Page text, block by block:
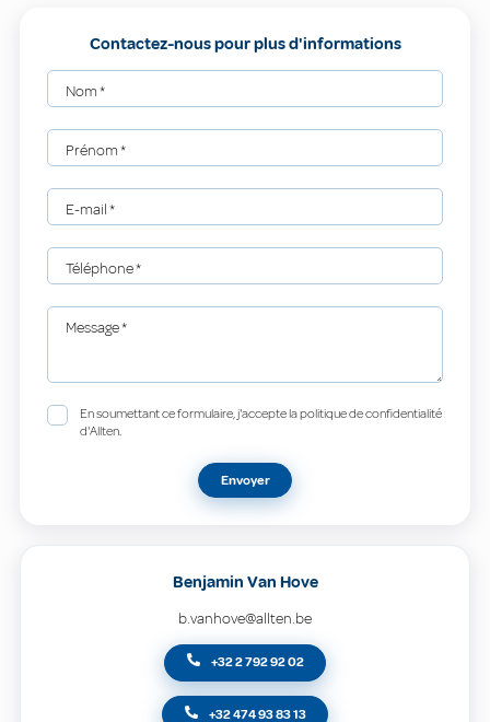
Contactez-nous pour plus d'informations
Nom*
Prénom*
E-mail*
Téléphone*
Message*
En soumettant ce formulaire, j'accepte la politique de confidentialité
d'Allten.
Envoyer
Benjamin Van Hove
b.vanhove@allten.be
+32 2 792 92 02
+32 474 93 83 13